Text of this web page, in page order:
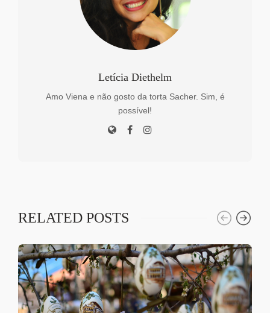
Letícia Diethelm
Amo Viena e não gosto da torta Sacher. Sim, é
possível!
RELATED POSTS